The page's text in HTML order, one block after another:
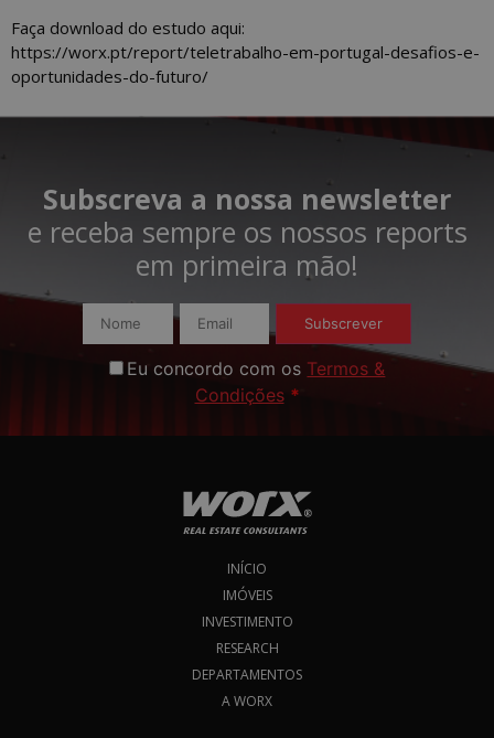
Faça download do estudo aqui:
https://worx.pt/report/teletrabalho-em-portugal-desafios-e-
oportunidades-do-futuro/
Subscreva a nossa newsletter
e receba sempre os nossos reports
em primeira mão!​
Subscrever
Eu concordo com os Termos &
Condições *
INÍCIO
IMÓVEIS
INVESTIMENTO
RESEARCH
DEPARTAMENTOS
A WORX